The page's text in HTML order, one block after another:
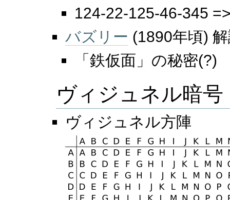
124-22-125-46-345
バズリー (1890年頃)
「鉄仮面」の秘密(?)
ヴィジュネル暗号
ヴィジュネル方陣